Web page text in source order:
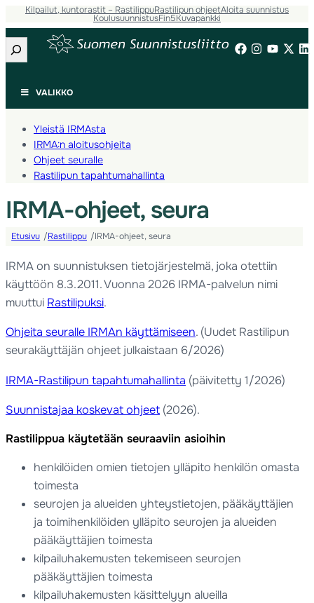
Kilpailut, kuntorastit – RastilippuRastilipun ohjeetAloita suunnistus
KoulusuunnistusFin5Kuvapankki
Etsi
VALIKKO
Yleistä IRMAsta
IRMA:n aloitusohjeita
Ohjeet seuralle
Rastilipun tapahtumahallinta
IRMA-ohjeet, seura
Etusivu /Rastilippu /IRMA-ohjeet, seura
IRMA on suunnistuksen tietojärjestelmä, joka otettiin
käyttöön 8.3.2011. Vuonna 2026 IRMA-palvelun nimi
muuttui Rastilipuksi.
Ohjeita seuralle IRMAn käyttämiseen. (Uudet Rastilipun
seurakäyttäjän ohjeet julkaistaan 6/2026)
IRMA-Rastilipun tapahtumahallinta (päivitetty 1/2026)
Suunnistajaa koskevat ohjeet (2026).
Rastilippua käytetään seuraaviin asioihin
henkilöiden omien tietojen ylläpito henkilön omasta
toimesta
seurojen ja alueiden yhteystietojen, pääkäyttäjien
ja toimihenkilöiden ylläpito seurojen ja alueiden
pääkäyttäjien toimesta
kilpailuhakemusten tekemiseen seurojen
pääkäyttäjien toimesta
kilpailuhakemusten käsittelyyn alueilla